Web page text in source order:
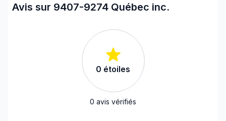
Infiltration - Fenêtre
Isolation - Extérieur
Patio - Sur un toît
Plancher - Installation
Rénovation Int. / Ext.
Avis sur 9407-9274 Québec inc.
0 étoiles
0 avis vérifiés